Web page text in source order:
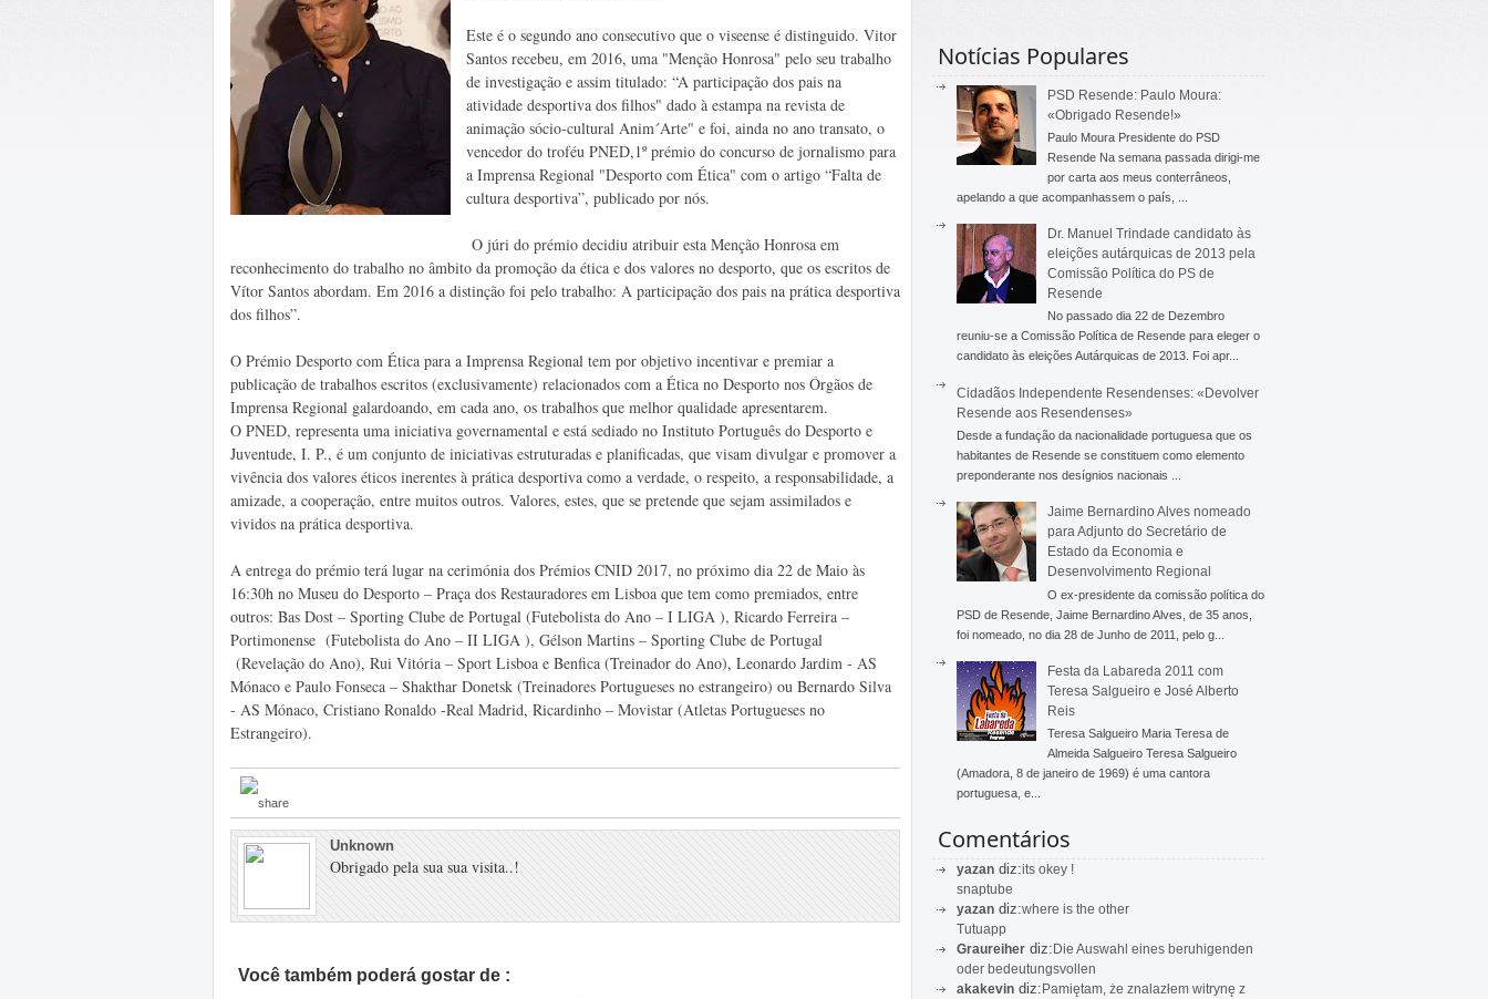
Este é o segundo ano consecutivo que o viseense é distinguido. Vitor
Santos recebeu, em 2016, uma "Menção Honrosa" pelo seu trabalho
de investigação e assim titulado: “A participação dos pais na
atividade desportiva dos filhos" dado à estampa na revista de
animação sócio-cultural Anim´Arte" e foi, ainda no ano transato, o
vencedor do troféu PNED,1º prémio do concurso de jornalismo para
a Imprensa Regional "Desporto com Ética" com o artigo “Falta de
cultura desportiva”, publicado por nós.
O júri do prémio decidiu atribuir esta Menção Honrosa em
reconhecimento do trabalho no âmbito da promoção da ética e dos valores no desporto, que os escritos de
Vítor Santos abordam. Em 2016 a distinção foi pelo trabalho: A participação dos pais na prática desportiva
dos filhos”.
O Prémio Desporto com Ética para a Imprensa Regional tem por objetivo incentivar e premiar a
publicação de trabalhos escritos (exclusivamente) relacionados com a Ética no Desporto nos Órgãos de
Imprensa Regional galardoando, em cada ano, os trabalhos que melhor qualidade apresentarem.
O PNED, representa uma iniciativa governamental e está sediado no Instituto Português do Desporto e
Juventude, I. P., é um conjunto de iniciativas estruturadas e planificadas, que visam divulgar e promover a
vivência dos valores éticos inerentes à prática desportiva como a verdade, o respeito, a responsabilidade, a
amizade, a cooperação, entre muitos outros. Valores, estes, que se pretende que sejam assimilados e
vividos na prática desportiva.
A entrega do prémio terá lugar na cerimónia dos Prémios CNID 2017, no próximo dia 22 de Maio às
16:30h no Museu do Desporto – Praça dos Restauradores em Lisboa que tem como premiados, entre
outros: Bas Dost – Sporting Clube de Portugal (Futebolista do Ano – I LIGA ), Ricardo Ferreira –
Portimonense (Futebolista do Ano – II LIGA ), Gélson Martins – Sporting Clube de Portugal
(Revelação do Ano), Rui Vitória – Sport Lisboa e Benfica (Treinador do Ano), Leonardo Jardim - AS
Mónaco e Paulo Fonseca – Shakthar Donetsk (Treinadores Portugueses no estrangeiro) ou Bernardo Silva
- AS Mónaco, Cristiano Ronaldo -Real Madrid, Ricardinho – Movistar (Atletas Portugueses no
Estrangeiro).
Unknown
Obrigado pela sua sua visita..!
Você também poderá gostar de :
Notícias Populares
PSD Resende: Paulo Moura:
«Obrigado Resende!»
Paulo Moura Presidente do PSD
Resende Na semana passada dirigi-me
por carta aos meus conterrâneos,
apelando a que acompanhassem o país, ...
Dr. Manuel Trindade candidato às
eleições autárquicas de 2013 pela
Comissão Política do PS de
Resende
No passado dia 22 de Dezembro
reuniu-se a Comissão Política de Resende para eleger o
candidato às eleições Autárquicas de 2013. Foi apr...
Cidadãos Independente Resendenses: «Devolver
Resende aos Resendenses»
Desde a fundação da nacionalidade portuguesa que os
habitantes de Resende se constituem como elemento
preponderante nos desígnios nacionais ...
Jaime Bernardino Alves nomeado
para Adjunto do Secretário de
Estado da Economia e
Desenvolvimento Regional
O ex-presidente da comissão política do
PSD de Resende, Jaime Bernardino Alves, de 35 anos,
foi nomeado, no dia 28 de Junho de 2011, pelo g...
Festa da Labareda 2011 com
Teresa Salgueiro e José Alberto
Reis
Teresa Salgueiro Maria Teresa de
Almeida Salgueiro Teresa Salgueiro
(Amadora, 8 de janeiro de 1969) é uma cantora
portuguesa, e...
Comentários
yazan diz:its okey !
snaptube
yazan diz:where is the other
Tutuapp
Graureiher diz:Die Auswahl eines beruhigenden
oder bedeutungsvollen
akakevin diz:Pamiętam, że znalazłem witrynę z